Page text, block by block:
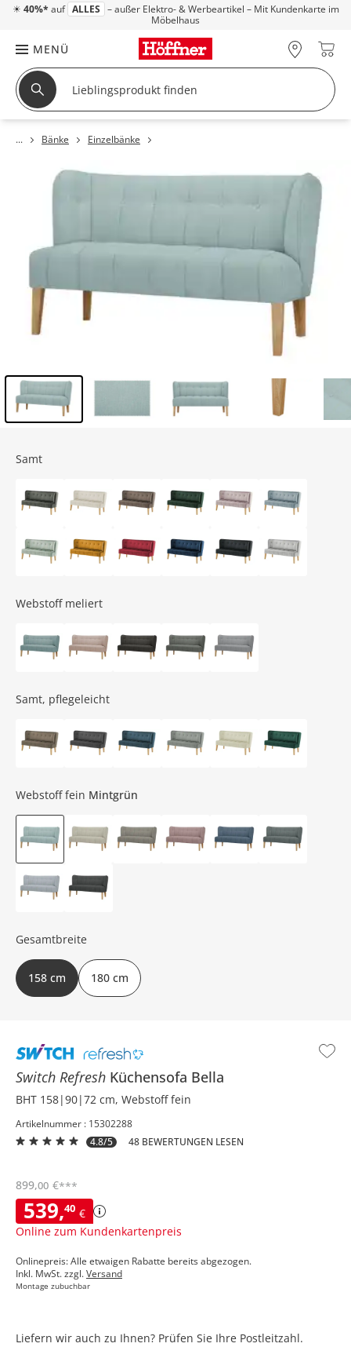
☀ 40%* auf ALLES – außer Elektro- & Werbeartikel – Mit Kundenkarte im
Möbelhaus
MENÜ
Bänke Einzelbänke
Switch Refresh Küchensofa Bella
BHT 158|90|72 cm, Webstoff fein
Artikelnummer : 15302288
4.8/5
48 BEWERTUNGEN LESEN
539,40 €
Online zum Kundenkartenpreis
899,00 €***
Onlinepreis: Alle etwaigen Rabatte bereits abgezogen.
Inkl. MwSt. zzgl.Versand
Montage zubuchbar
Samt
Webstoff meliert
Samt, pflegeleicht
Webstoff fein Mintgrün
Gesamtbreite
158 cm 180 cm
Liefern wir auch zu Ihnen? Prüfen Sie Ihre Postleitzahl.